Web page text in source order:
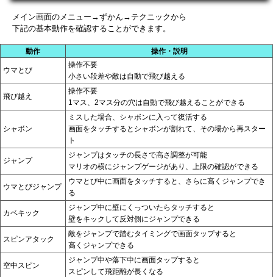
メイン画面のメニュー→ずかん→テクニックから
下記の基本動作を確認することができます。
動作 操作・説明
ウマとび
操作不要
小さい段差や敵は自動で飛び越える
飛び越え
操作不要
1マス、2マス分の穴は自動で飛び越えることができる
シャボン
ミスした場合、シャボンに入って復活する
画面をタッチするとシャボンが割れて、その場から再スター
ト
ジャンプ
ジャンプはタッチの長さで高さ調整が可能
マリオの横にジャンプゲージがあり、上限の確認ができる
ウマとびジャンプ
ウマとび中に画面をタッチすると、さらに高くジャンプでき
る
カベキック
ジャンプ中に壁にくっついたらタッチすると
壁をキックして反対側にジャンプできる
スピンアタック
敵をジャンプで踏むタイミングで画面タップすると
高くジャンプできる
空中スピン
ジャンプ中や落下中に画面タップすると
スピンして飛距離が長くなる